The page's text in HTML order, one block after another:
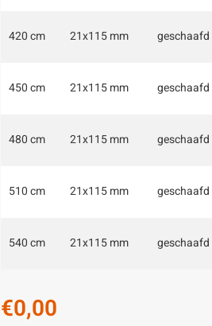
420 cm 21x115 mm geschaafd
450 cm 21x115 mm geschaafd
480 cm 21x115 mm geschaafd
510 cm 21x115 mm geschaafd
540 cm 21x115 mm geschaafd
€0,00